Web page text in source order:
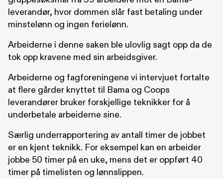
leverandør, hvor dommen slår fast betaling under
minstelønn og ingen ferielønn.
Arbeiderne i denne saken ble ulovlig sagt opp da de
tok opp kravene med sin arbeidsgiver.
Arbeiderne og fagforeningene vi intervjuet fortalte
at flere gårder knyttet til Bama og Coops
leverandører bruker forskjellige teknikker for å
underbetale arbeiderne sine.
Særlig underrapportering av antall timer de jobbet
er en kjent teknikk. For eksempel kan en arbeider
jobbe 50 timer på en uke, mens det er oppført 40
timer på timelisten og lønnslippen.